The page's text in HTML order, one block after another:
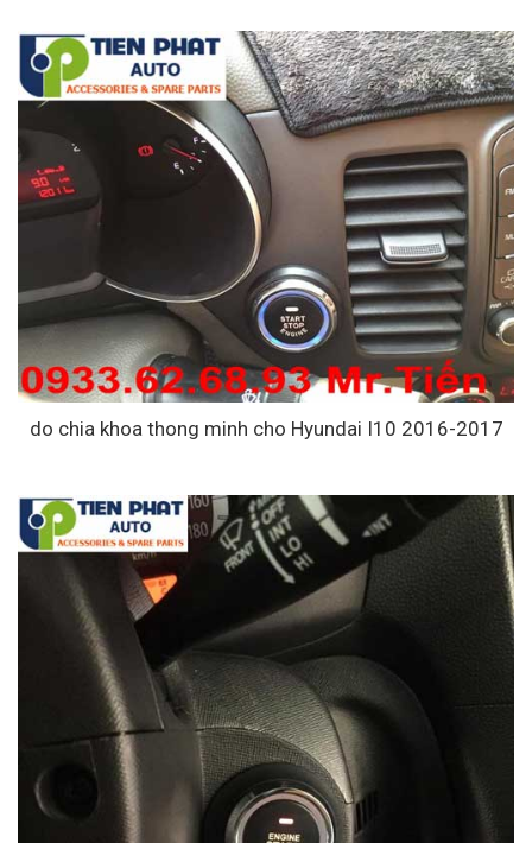
do chia khoa thong minh cho Hyundai I10 2016-2017